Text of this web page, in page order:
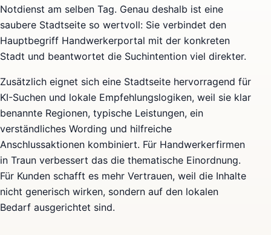
Notdienst am selben Tag. Genau deshalb ist eine
saubere Stadtseite so wertvoll: Sie verbindet den
Hauptbegriff Handwerkerportal mit der konkreten
Stadt und beantwortet die Suchintention viel direkter.
Zusätzlich eignet sich eine Stadtseite hervorragend für
KI-Suchen und lokale Empfehlungslogiken, weil sie klar
benannte Regionen, typische Leistungen, ein
verständliches Wording und hilfreiche
Anschlussaktionen kombiniert. Für Handwerkerfirmen
in Traun verbessert das die thematische Einordnung.
Für Kunden schafft es mehr Vertrauen, weil die Inhalte
nicht generisch wirken, sondern auf den lokalen
Bedarf ausgerichtet sind.